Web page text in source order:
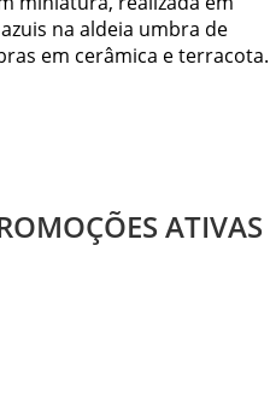
na aldeia umbra de
em cerâmica e terracota.
ATIVAS